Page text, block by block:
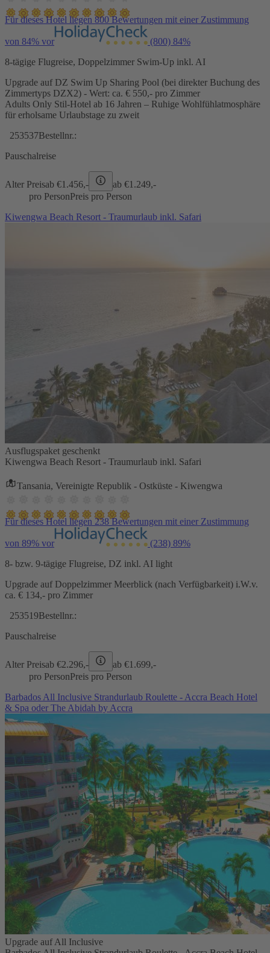
Für dieses Hotel liegen 800 Bewertungen mit einer Zustimmung
von 84% vor (800) 84%
8-tägige Flugreise, Doppelzimmer Swim-Up inkl. AI
Upgrade auf DZ Swim Up Sharing Pool (bei direkter Buchung des
Zimmertyps DZX2) - Wert: ca. € 550,- pro Zimmer
Adults Only Stil-Hotel ab 16 Jahren – Ruhige Wohlfühlatmosphäre
für erholsame Urlaubstage zu zweit
253537Bestellnr.:
Pauschalreise
Alter Preisab €1.456,- ab €1.249,-
pro PersonPreis pro Person
Kiwengwa Beach Resort - Traumurlaub inkl. Safari
Ausflugspaket geschenkt
Kiwengwa Beach Resort - Traumurlaub inkl. Safari
Tansania, Vereinigte Republik - Ostküste - Kiwengwa
Für dieses Hotel liegen 238 Bewertungen mit einer Zustimmung
von 89% vor (238) 89%
8- bzw. 9-tägige Flugreise, DZ inkl. AI light
Upgrade auf Doppelzimmer Meerblick (nach Verfügbarkeit) i.W.v.
ca. € 134,- pro Zimmer
253519Bestellnr.:
Pauschalreise
Alter Preisab €2.296,- ab €1.699,-
pro PersonPreis pro Person
Barbados All Inclusive Strandurlaub Roulette - Accra Beach Hotel
& Spa oder The Abidah by Accra
Upgrade auf All Inclusive